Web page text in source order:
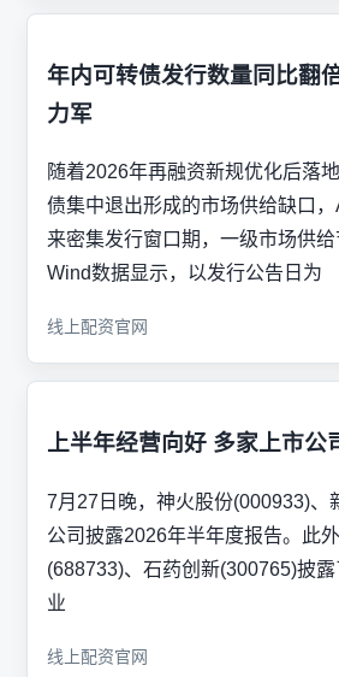
年内可转债发行数量同比翻
力军
随着2026年再融资新规优化后落
债集中退出形成的市场供给缺口
来密集发行窗口期，一级市场供给
Wind数据显示，以发行公告日为
线上配资官网
上半年经营向好 多家上市公
7月27日晚，神火股份(000933)、
公司披露2026年半年度报告。此
(688733)、石药创新(300765)披
业
线上配资官网